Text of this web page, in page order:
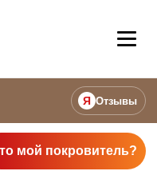
Я Отзывы
мой покровитель?